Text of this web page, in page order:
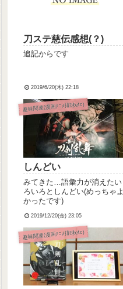
刀ステ慈伝感想(？)
追記からです
2019/6/20(木) 22:18
趣味関連(漫画ｱﾆﾒ排球etc)
しんどい
みてきた…語彙力が消えたい
ろいろとしんどい(めっちゃよ
かったです)
2019/12/20(金) 23:05
趣味関連(漫画ｱﾆﾒ排球etc)